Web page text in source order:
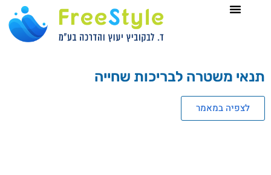
תנאי משטרה לבריכות שחייה
לצפיה במאמר